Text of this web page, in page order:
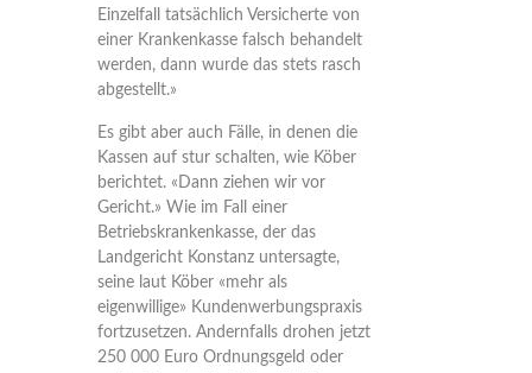
Einzelfall tatsächlich Versicherte von
einer Krankenkasse falsch behandelt
werden, dann wurde das stets rasch
abgestellt.»
Es gibt aber auch Fälle, in denen die
Kassen auf stur schalten, wie Köber
berichtet. «Dann ziehen wir vor
Gericht.» Wie im Fall einer
Betriebskrankenkasse, der das
Landgericht Konstanz untersagte,
seine laut Köber «mehr als
eigenwillige» Kundenwerbungspraxis
fortzusetzen. Andernfalls drohen jetzt
250 000 Euro Ordnungsgeld oder